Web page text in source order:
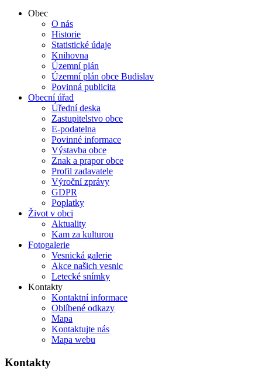
Obec
O nás
Historie
Statistické údaje
Knihovna
Územní plán
Územní plán obce Budislav
Povinná publicita
Obecní úřad
Úřední deska
Zastupitelstvo obce
E-podatelna
Povinné informace
Výstavba obce
Znak a prapor obce
Profil zadavatele
Výroční zprávy
GDPR
Poplatky
Život v obci
Aktuality
Kam za kulturou
Fotogalerie
Vesnická galerie
Akce našich vesnic
Letecké snímky
Kontakty
Kontaktní informace
Oblíbené odkazy
Mapa
Kontaktujte nás
Mapa webu
Kontakty